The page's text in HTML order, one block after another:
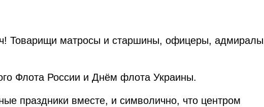
Товарищи матросы и старшины, офицеры, адмиралы
Флота России и Днём флота Украины.
праздники вместе, и символично, что центром